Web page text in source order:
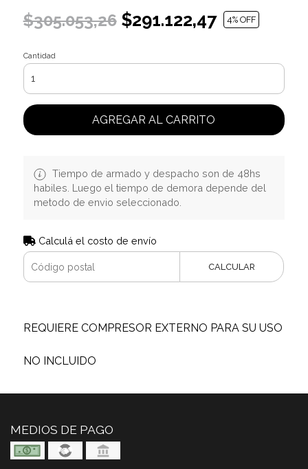
$305.053,26$291.122,47 4% OFF
Cantidad
AGREGAR AL CARRITO
Tiempo de armado y despacho son de 48hs
habiles. Luego el tiempo de demora depende del
metodo de envio seleccionado.
Calculá el costo de envío
CALCULAR
REQUIERE COMPRESOR EXTERNO PARA SU USO
NO INCLUIDO
MEDIOS DE PAGO